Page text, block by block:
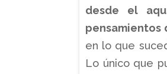
desde el
pensamientos
en lo que
Lo único que